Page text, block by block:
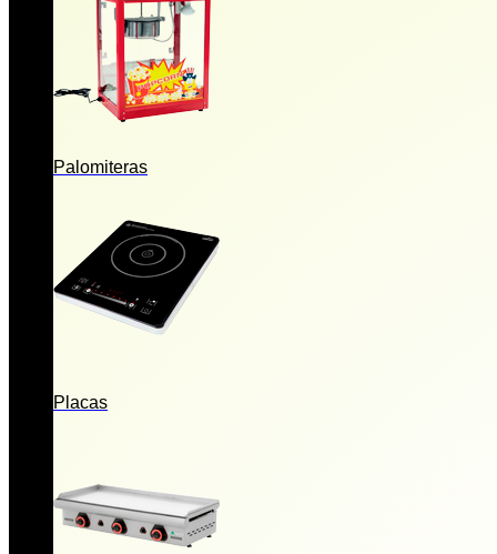
Palomiteras
Placas